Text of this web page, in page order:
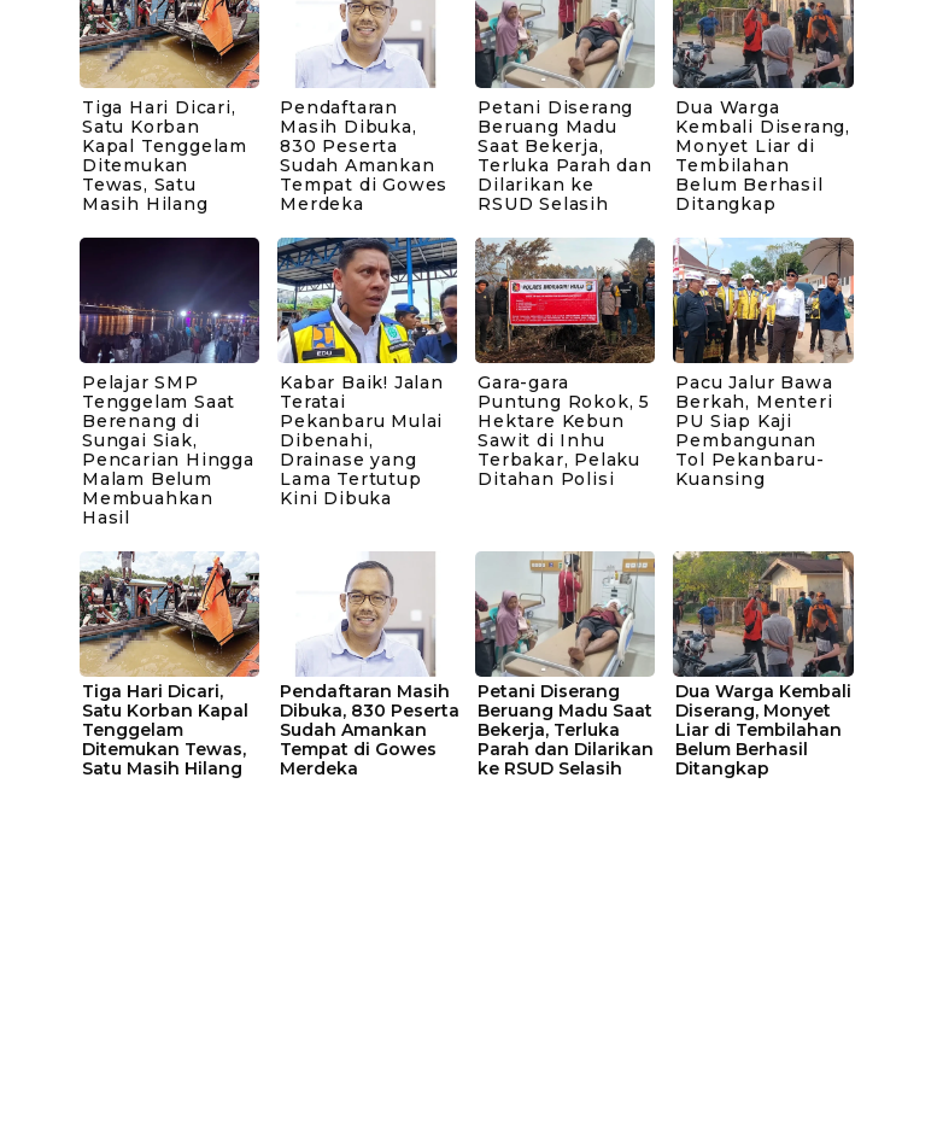
Tiga Hari Dicari,
Satu Korban
Kapal Tenggelam
Ditemukan
Tewas, Satu
Masih Hilang
Pendaftaran
Masih Dibuka,
830 Peserta
Sudah Amankan
Tempat di Gowes
Merdeka
Petani Diserang
Beruang Madu
Saat Bekerja,
Terluka Parah dan
Dilarikan ke
RSUD Selasih
Dua Warga
Kembali Diserang,
Monyet Liar di
Tembilahan
Belum Berhasil
Ditangkap
Pelajar SMP
Tenggelam Saat
Berenang di
Sungai Siak,
Pencarian Hingga
Malam Belum
Membuahkan
Hasil
Kabar Baik! Jalan
Teratai
Pekanbaru Mulai
Dibenahi,
Drainase yang
Lama Tertutup
Kini Dibuka
Gara-gara
Puntung Rokok, 5
Hektare Kebun
Sawit di Inhu
Terbakar, Pelaku
Ditahan Polisi
Pacu Jalur Bawa
Berkah, Menteri
PU Siap Kaji
Pembangunan
Tol Pekanbaru-
Kuansing
Tiga Hari Dicari,
Satu Korban Kapal
Tenggelam
Ditemukan Tewas,
Satu Masih Hilang
Pendaftaran Masih
Dibuka, 830 Peserta
Sudah Amankan
Tempat di Gowes
Merdeka
Petani Diserang
Beruang Madu Saat
Bekerja, Terluka
Parah dan Dilarikan
ke RSUD Selasih
Dua Warga Kembali
Diserang, Monyet
Liar di Tembilahan
Belum Berhasil
Ditangkap